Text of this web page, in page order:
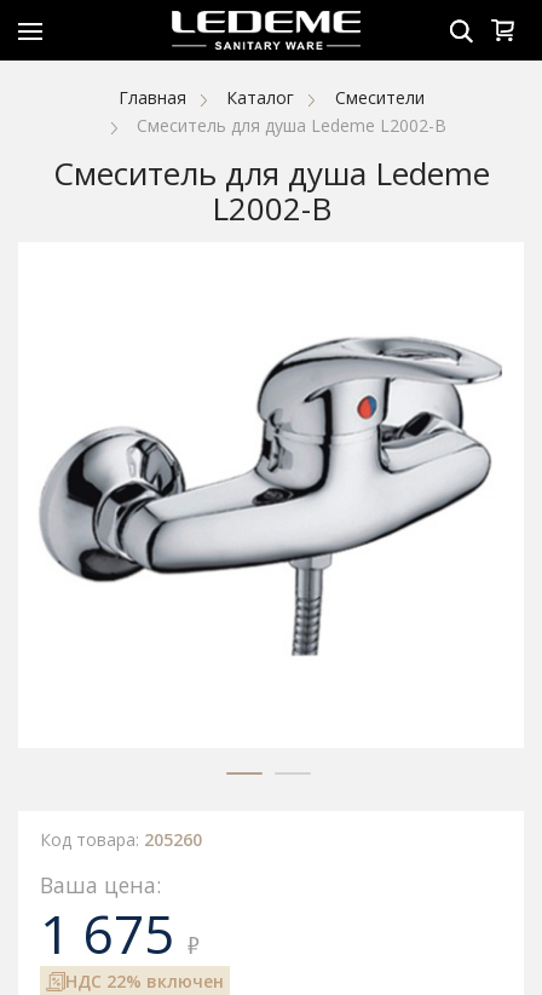
Главная Каталог
Смесители
Смеситель для душа Ledeme L2002-B
Смеситель для душа Ledeme
L2002-B
Код товара: 205260
Ваша цена:
1 675 ₽
НДС 22% включен